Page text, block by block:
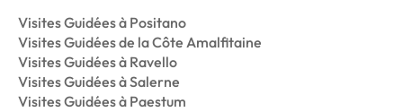
Visites Guidées à Positano
Visites Guidées de la Côte Amalfitaine
Visites Guidées à Ravello
Visites Guidées à Salerne
Visites Guidées à Paestum